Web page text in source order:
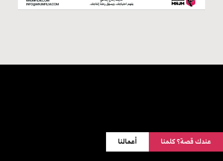
عندك قصة؟ كلمنا أعمالنا